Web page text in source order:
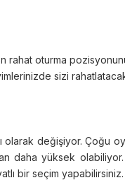
oturma pozisyonunu
sizi
değişiyor. Çoğu
daha yüksek
bir seçim yapabilirsiniz.